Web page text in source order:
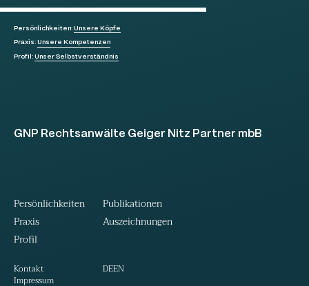
Persönlichkeiten:Unsere Köpfe
Praxis:Unsere Kompetenzen
Profil:Unser Selbstverständnis
GNP Rechtsanwälte Geiger Nitz Partner mbB
Persönlichkeiten
Praxis
Profil
Kontakt
Impressum
Publikationen
Auszeichnungen
DEEN